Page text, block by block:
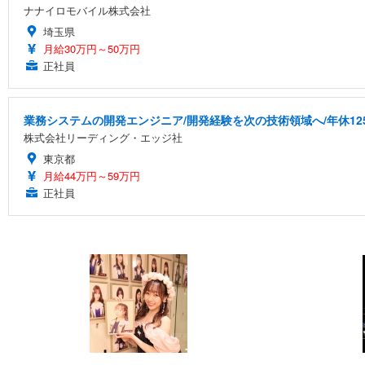
ナナイロモバイル株式会社
埼玉県
月給30万円～50万円
正社員
業務システムの開発エンジニア/開発経験を次の技術領域へ/年休
株式会社リーディング・エッジ社
東京都
月給44万円～59万円
正社員